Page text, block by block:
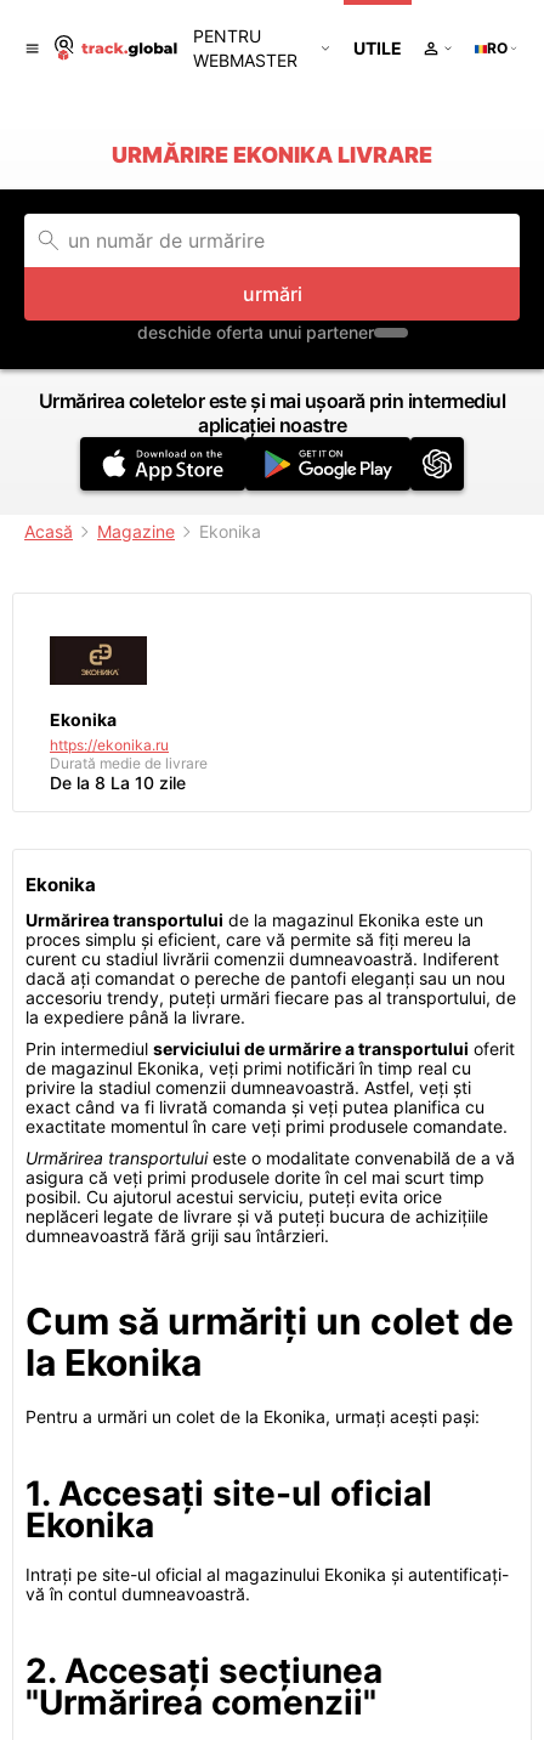
PENTRU
WEBMASTER
UTILE RO
URMĂRIRE EKONIKA LIVRARE
urmări
deschide oferta unui partener
Urmărirea coletelor este și mai ușoară prin intermediul
aplicației noastre
Acasă Magazine Ekonika
Ekonika
https://ekonika.ru
Durată medie de livrare
De la 8 La 10 zile
Ekonika
Urmărirea transportului de la magazinul Ekonika este un
proces simplu și eficient, care vă permite să fiți mereu la
curent cu stadiul livrării comenzii dumneavoastră. Indiferent
dacă ați comandat o pereche de pantofi eleganți sau un nou
accesoriu trendy, puteți urmări fiecare pas al transportului, de
la expediere până la livrare.
Prin intermediul serviciului de urmărire a transportului oferit
de magazinul Ekonika, veți primi notificări în timp real cu
privire la stadiul comenzii dumneavoastră. Astfel, veți ști
exact când va fi livrată comanda și veți putea planifica cu
exactitate momentul în care veți primi produsele comandate.
Urmărirea transportuluieste o modalitate convenabilă de a vă
asigura că veți primi produsele dorite în cel mai scurt timp
posibil. Cu ajutorul acestui serviciu, puteți evita orice
neplăceri legate de livrare și vă puteți bucura de achizițiile
dumneavoastră fără griji sau întârzieri.
Cum să urmăriți un colet de
la Ekonika
Pentru a urmări un colet de la Ekonika, urmați acești pași:
1. Accesați site-ul oficial
Ekonika
Intrați pe site-ul oficial al magazinului Ekonika și autentificați-
vă în contul dumneavoastră.
2. Accesați secțiunea
"Urmărirea comenzii"